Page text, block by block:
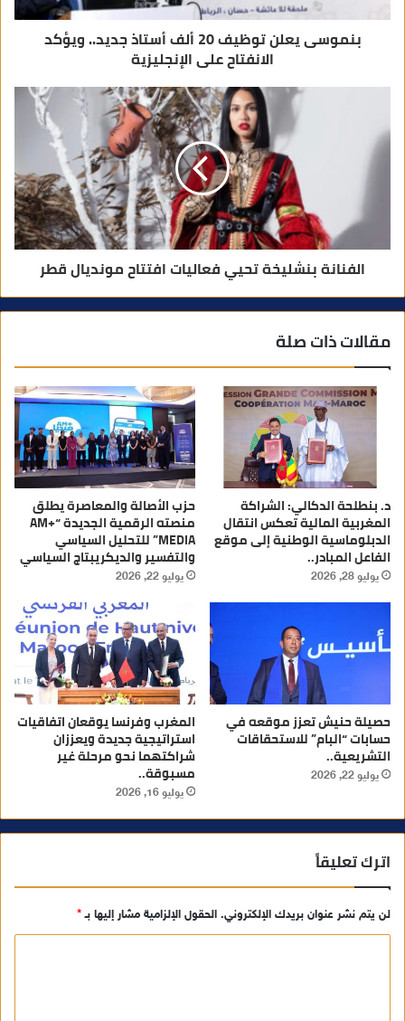
بنموسى يعلن توظيف 20 ألف أستاذ جديد.. ويؤكد
الانفتاح على الإنجليزية
الفنانة بنشليخة تحيي فعاليات افتتاح مونديال قطر
مقالات ذات صلة
د. بنطلحة الدكالي: الشراكة
المغربية المالية تعكس انتقال
الدبلوماسية الوطنية إلى موقع
الفاعل المبادر..
يوليو 28, 2026
حزب الأصالة والمعاصرة يطلق
منصته الرقمية الجديدة “AM+
MEDIA” للتحليل السياسي
والتفسير والديكريبتاج السياسي
يوليو 22, 2026
حصيلة حنيش تعزز موقعه في
حسابات “البام” للاستحقاقات
التشريعية..
يوليو 22, 2026
المغرب وفرنسا يوقعان اتفاقيات
استراتيجية جديدة ويعززان
شراكتهما نحو مرحلة غير
مسبوقة..
يوليو 16, 2026
اترك تعليقاً
لن يتم نشر عنوان بريدك الإلكتروني. الحقول الإلزامية مشار إليها بـ*